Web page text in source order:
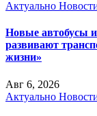
Актуально
Новые автобусы
развивают
жизни»
Авг 6, 2026
Актуально